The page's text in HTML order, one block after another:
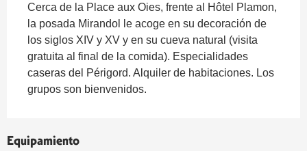
Cerca de la Place aux Oies, frente al Hôtel Plamon,
la posada Mirandol le acoge en su decoración de
los siglos XIV y XV y en su cueva natural (visita
gratuita al final de la comida). Especialidades
caseras del Périgord. Alquiler de habitaciones. Los
grupos son bienvenidos.
Equipamiento